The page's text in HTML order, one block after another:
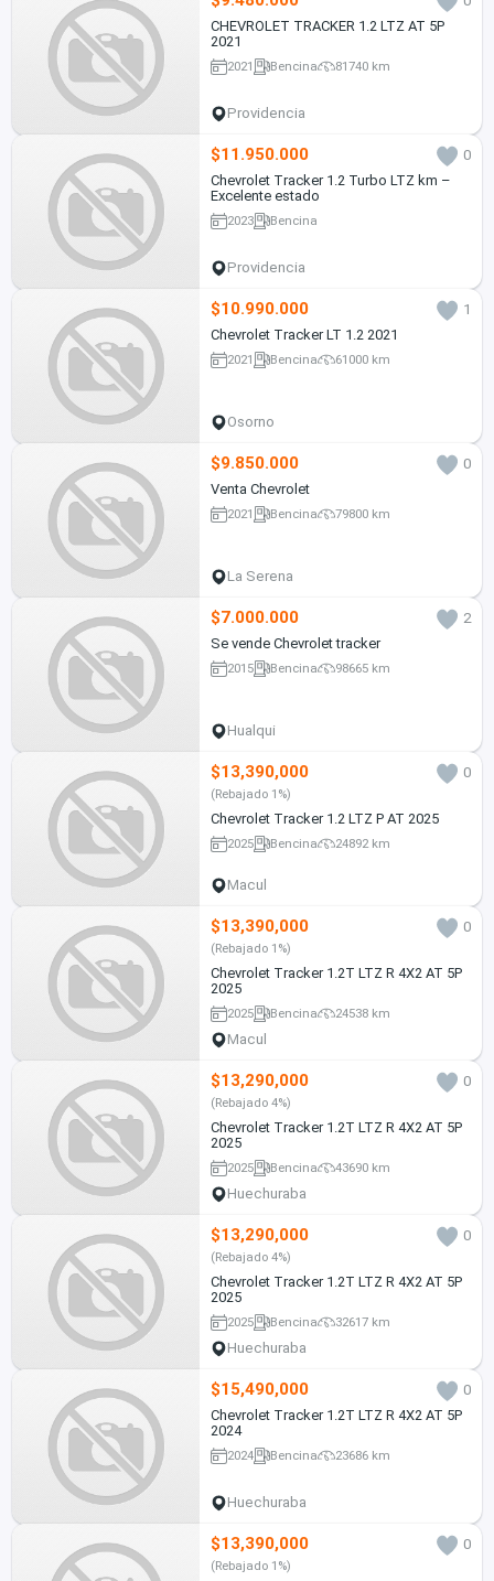
CHEVROLET TRACKER 1.2 LTZ AT 5P
2021
2021 Bencina 81740 km
Providencia
$11.950.000
0
Chevrolet Tracker 1.2 Turbo LTZ km –
Excelente estado
2023 Bencina
Providencia
$10.990.000
1
Chevrolet Tracker LT 1.2 2021
2021 Bencina 61000 km
Osorno
$9.850.000
0
Venta Chevrolet
2021 Bencina 79800 km
La Serena
$7.000.000
2
Se vende Chevrolet tracker
2015 Bencina 98665 km
Hualqui
$13,390,000 0
(Rebajado 1%)
Chevrolet Tracker 1.2 LTZ P AT 2025
2025 Bencina 24892 km
Macul
$13,390,000 0
(Rebajado 1%)
Chevrolet Tracker 1.2T LTZ R 4X2 AT 5P
2025
2025 Bencina 24538 km
Macul
$13,290,000 0
(Rebajado 4%)
Chevrolet Tracker 1.2T LTZ R 4X2 AT 5P
2025
2025 Bencina 43690 km
Huechuraba
$13,290,000 0
(Rebajado 4%)
Chevrolet Tracker 1.2T LTZ R 4X2 AT 5P
2025
2025 Bencina 32617 km
Huechuraba
$15,490,000
0
Chevrolet Tracker 1.2T LTZ R 4X2 AT 5P
2024
2024 Bencina 23686 km
Huechuraba
$13,390,000 0
(Rebajado 1%)